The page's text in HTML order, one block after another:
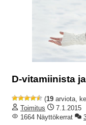
D-vitamiinista
(19 arviota,
Toimitus
7.1.2015
1664 Näyttökerrat